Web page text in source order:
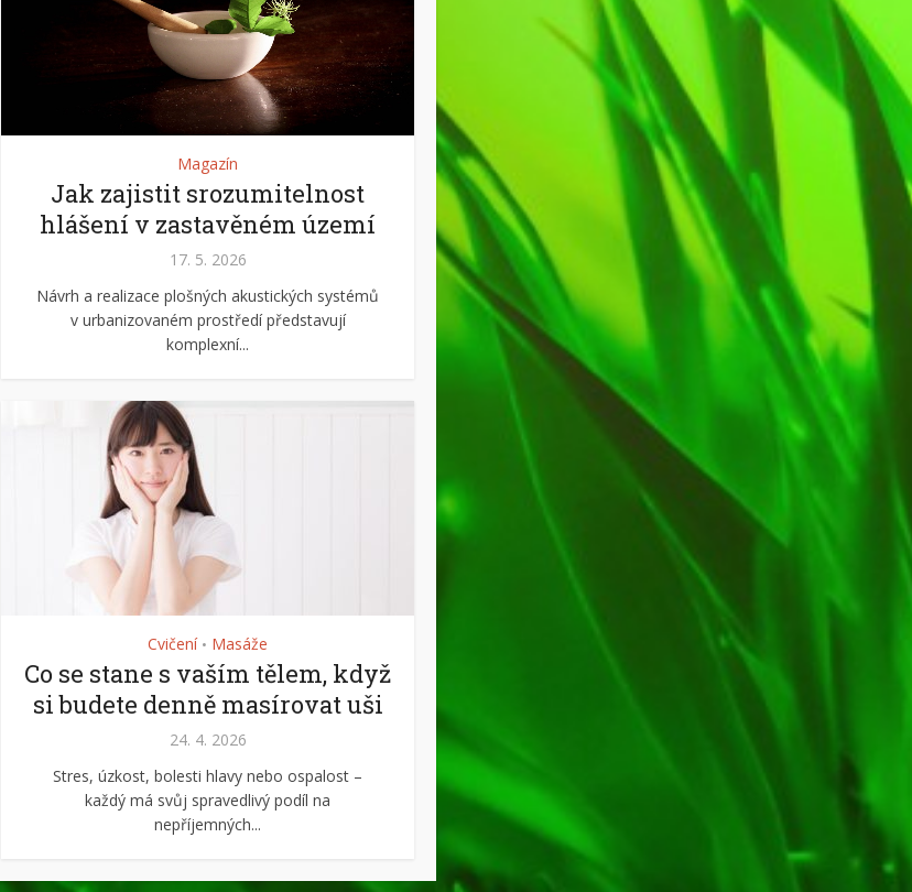
Magazín
Jak zajistit srozumitelnost
hlášení v zastavěném území
17. 5. 2026
Návrh a realizace plošných akustických systémů
v urbanizovaném prostředí představují
komplexní...
Cvičení • Masáže
Co se stane s vaším tělem, když
si budete denně masírovat uši
24. 4. 2026
Stres, úzkost, bolesti hlavy nebo ospalost –
každý má svůj spravedlivý podíl na
nepříjemných...